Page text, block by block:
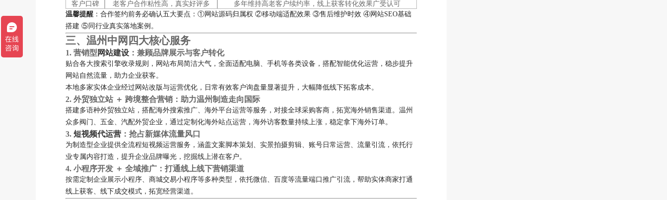
客户口碑
老客户合作粘性高，真实好评多
多年维持高老客户续约率，线上获客转化效果广受认可
温馨提醒 ：合作签约前务必确认五大要点：①网站源码归属权 ②移动端适配效果 ③售后维护时效 ④网站SEO基础
搭建 ⑤同行业真实落地案例。
三、温州中网四大核心服务
1. 营销型 网站建设 ：兼顾品牌展示与客户转化
贴合各大搜索引擎收录规则，网站布局简洁大气，全面适配电脑、手机等各类设备，搭配智能优化运营，稳步提升
网站自然流量，助力企业获客。
本地多家实体企业经过网站改版与运营优化，日常有效客户询盘量显著提升，大幅降低线下拓客成本。
2. 外贸独立站 ＋ 跨境整合营销：助力温州制造走向国际
搭建多语种外贸独立站，搭配海外搜索推广、海外平台运营等服务，对接全球采购客商，拓宽海外销售渠道。温州
众多阀门、五金、汽配外贸企业，通过定制化海外站点运营，海外访客数量持续上涨，稳定拿下海外订单。
3. 短视频代运营 ：抢占新媒体流量风口
为制造型企业提供全流程短视频运营服务，涵盖文案脚本策划、实景拍摄剪辑、账号日常运营、流量引流，依托行
业专属内容打造，提升企业品牌曝光，挖掘线上潜在客户。
4. 小程序开发 ＋ 全域推广：打通线上线下营销渠道
按需定制企业展示小程序、商城交易小程序等多种类型，依托微信、百度等流量端口推广引流，帮助实体商家打通
线上获客、线下成交模式，拓宽经营渠道。